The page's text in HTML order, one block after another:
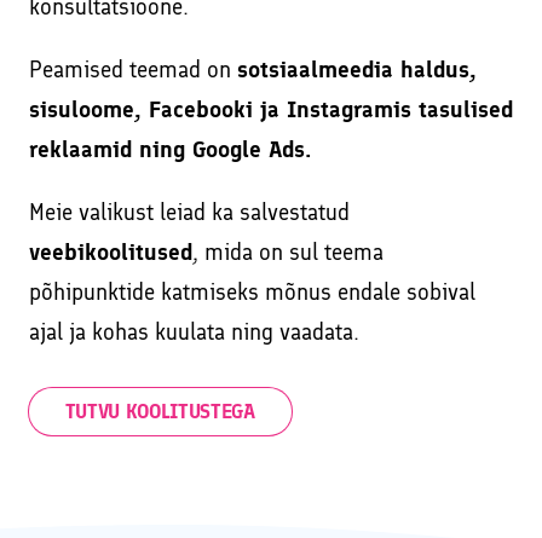
konsultatsioone.
Peamised teemad on sotsiaalmeedia haldus,
sisuloome, Facebooki ja Instagramis tasulised
reklaamid ning Google Ads.
Meie valikust leiad ka salvestatud
veebikoolitused, mida on sul teema
põhipunktide katmiseks mõnus endale sobival
ajal ja kohas kuulata ning vaadata.
TUTVU KOOLITUSTEGA